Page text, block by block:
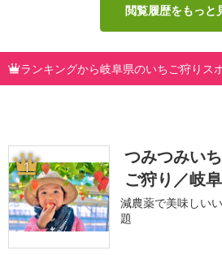
閲覧履歴をもっと
ランキングから岐阜県のいちご狩りス
1
つみつみい
ご狩り／岐
減農薬で美味しい
題